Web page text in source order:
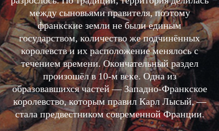
между сыновьями правителя, поэтому
франкские земли не были единым
государством, количество же подчинённых
королевств и их расположение менялось с
течением времени. Окончательный раздел
произошёл в 10-м веке. Одна из
образовавшихся частей — Западно-Франкское
королевство, которым правил Карл Лысый, —
стала предвестником современной Франции.